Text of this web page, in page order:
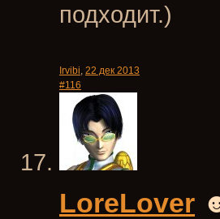
подходит.)
Irvibi, 22 дек 2013
#116
LoreLover